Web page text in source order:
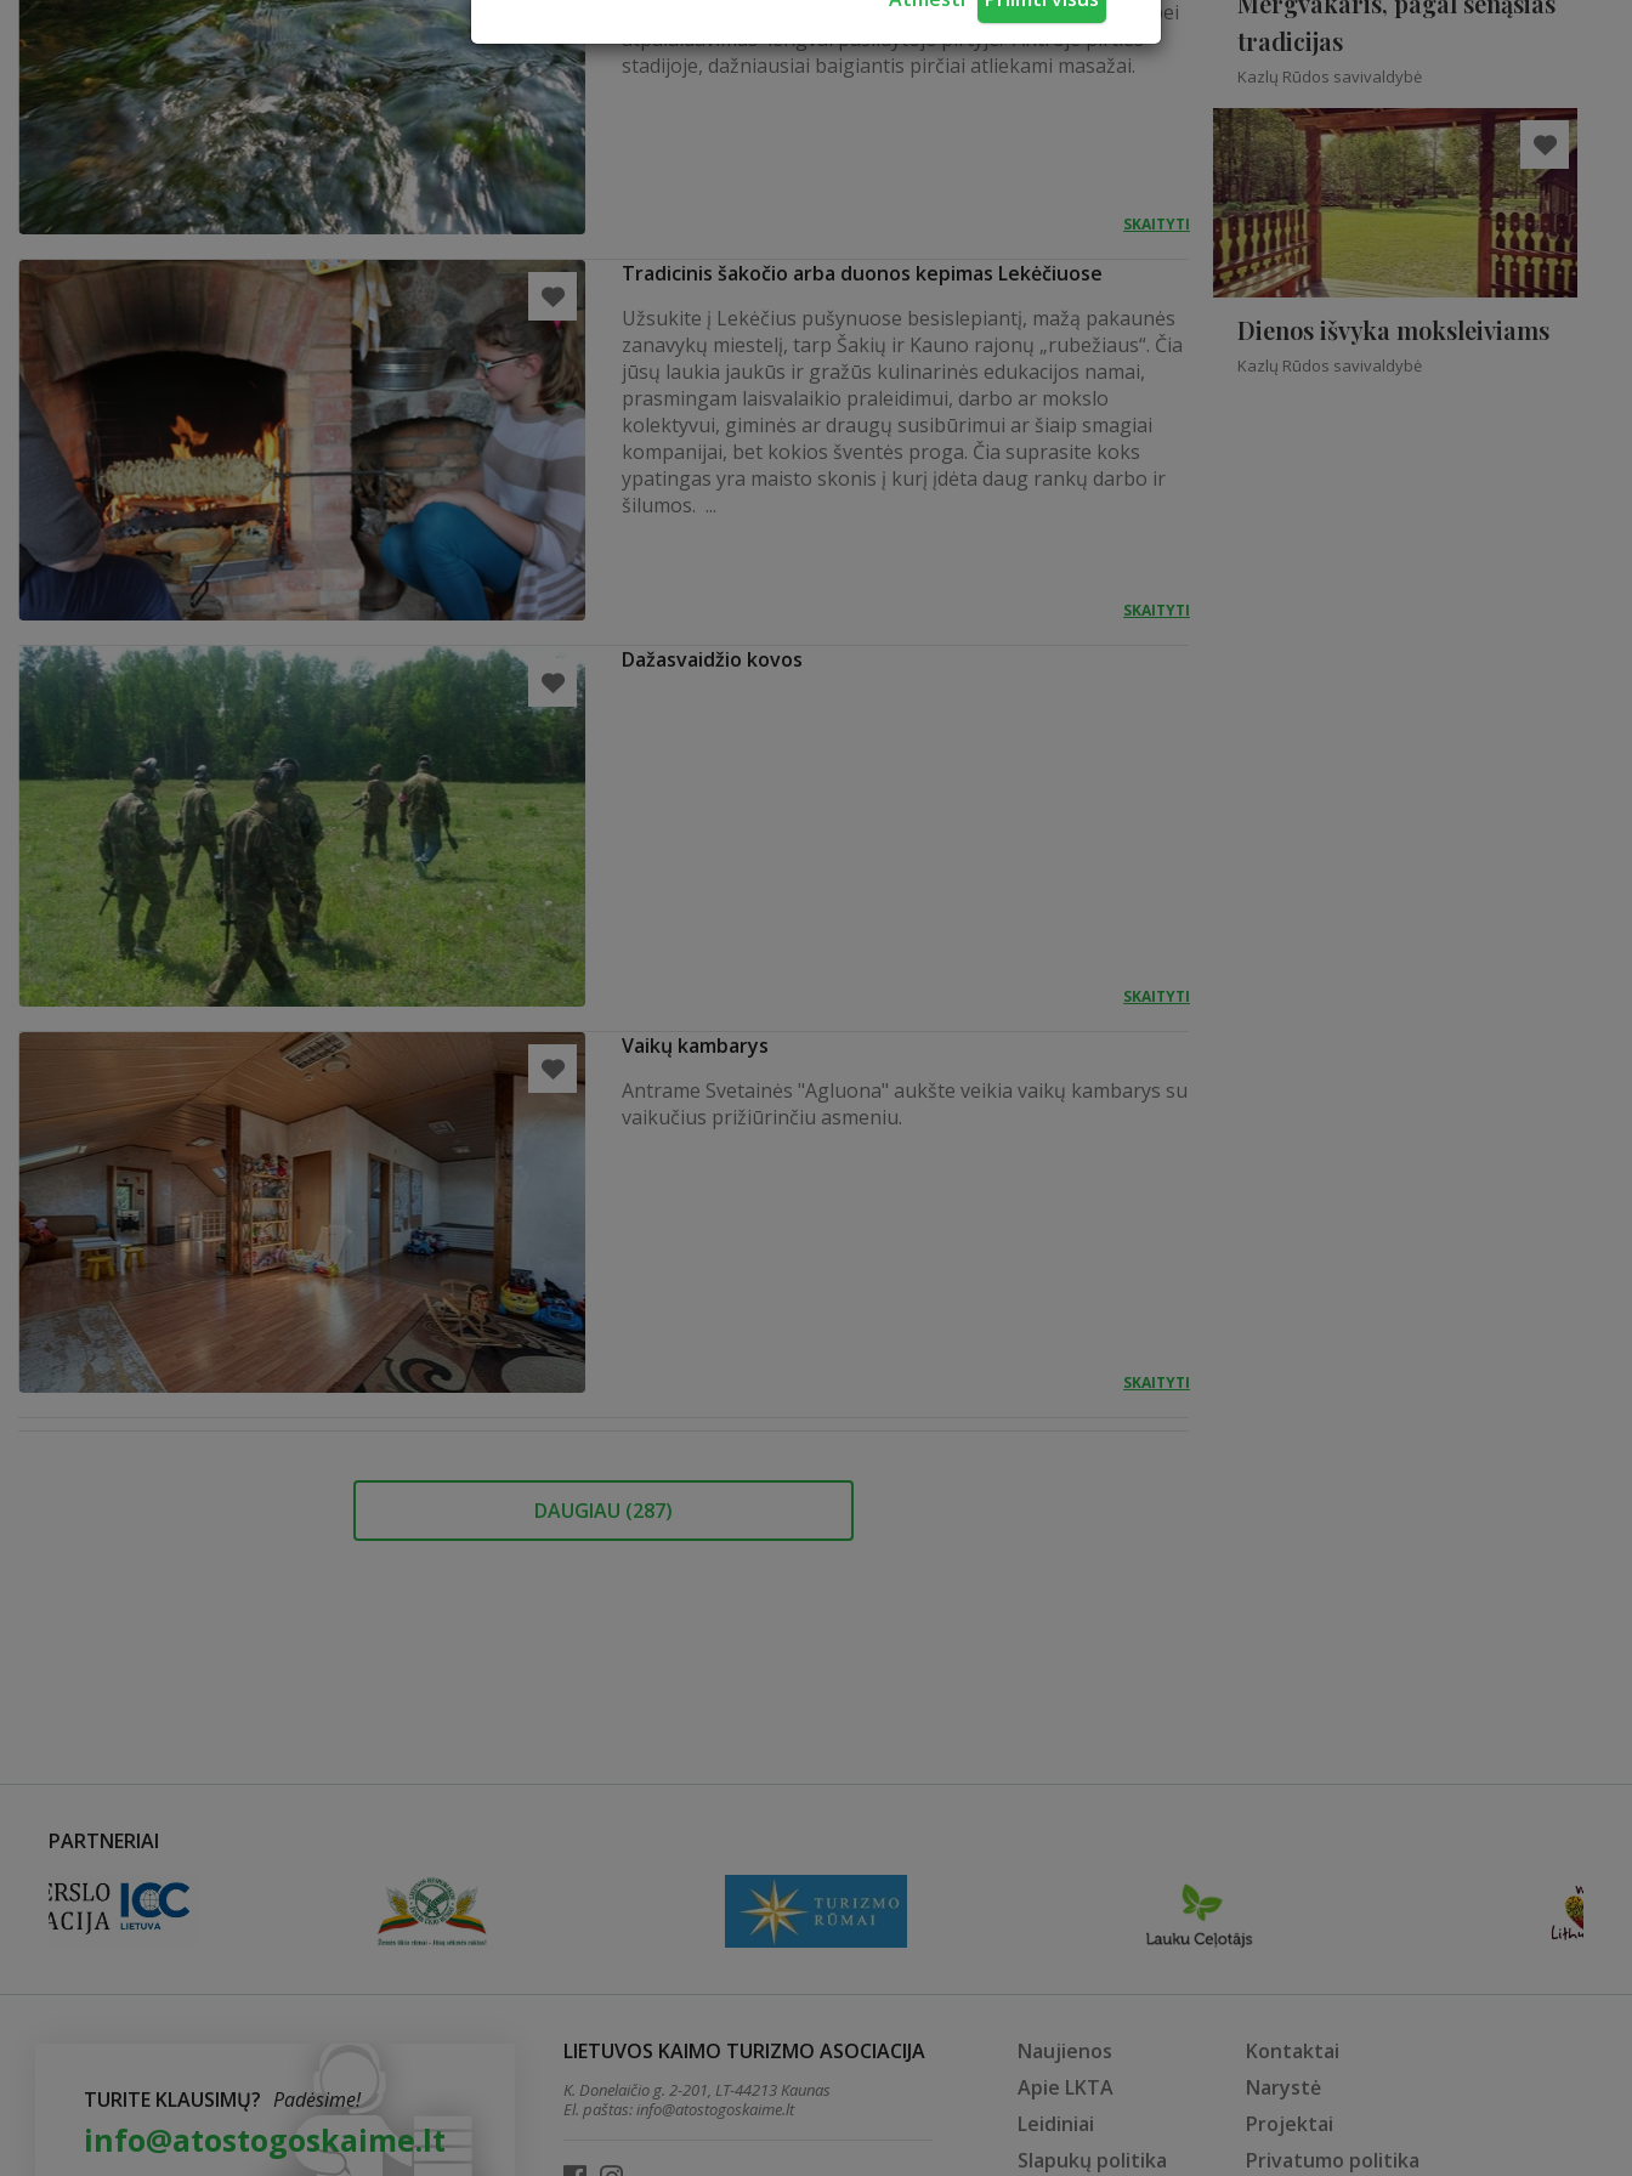
įšildymas. Kvapų terapija ir kūno bei emocinis aktyvinimas bei
atpalaidavimas lengvai pašildytoje pirtyje. Antroje pirties
stadijoje, dažniausiai baigiantis pirčiai atliekami masažai.
SKAITYTI
Tradicinis šakočio arba duonos kepimas Lekėčiuose
Užsukite į Lekėčius pušynuose besislepiantį, mažą pakaunės
zanavykų miestelį, tarp Šakių ir Kauno rajonų „rubežiaus“. Čia
jūsų laukia jaukūs ir gražūs kulinarinės edukacijos namai,
prasmingam laisvalaikio praleidimui, darbo ar mokslo
kolektyvui, giminės ar draugų susibūrimui ar šiaip smagiai
kompanijai, bet kokios šventės proga. Čia suprasite koks
ypatingas yra maisto skonis į kurį įdėta daug rankų darbo ir
šilumos. ...
SKAITYTI
Dažasvaidžio kovos
SKAITYTI
Vaikų kambarys
Antrame Svetainės "Agluona" aukšte veikia vaikų kambarys su
vaikučius prižiūrinčiu asmeniu.
SKAITYTI
DAUGIAU (287)
tradicijas
Kazlų Rūdos savivaldybė
Dienos išvyka moksleiviams
Kazlų Rūdos savivaldybė
PARTNERIAI
TURITE KLAUSIMŲ? Padėsime!
info@atostogoskaime.lt
LIETUVOS KAIMO TURIZMO ASOCIACIJA
K. Donelaičio g. 2-201, LT-44213 Kaunas
El. paštas:info@atostogoskaime.lt
Naujienos
Kontaktai
Apie LKTA
Narystė
Leidiniai
Projektai
Slapukų politika
Privatumo politika